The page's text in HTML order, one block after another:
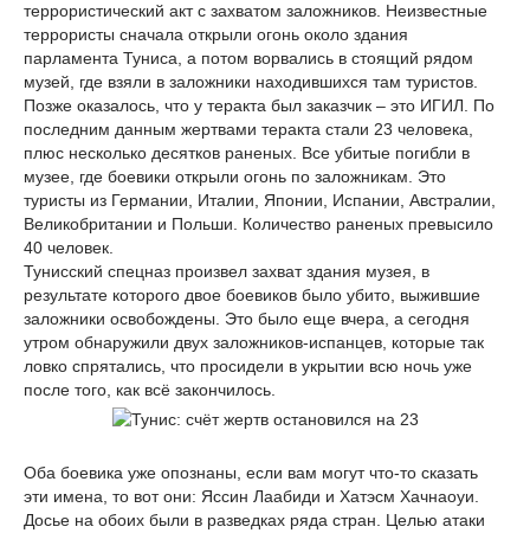
террористический акт с захватом заложников. Неизвестные
террористы сначала открыли огонь около здания
парламента Туниса, а потом ворвались в стоящий рядом
музей, где взяли в заложники находившихся там туристов.
Позже оказалось, что у теракта был заказчик – это ИГИЛ. По
последним данным жертвами теракта стали 23 человека,
плюс несколько десятков раненых. Все убитые погибли в
музее, где боевики открыли огонь по заложникам. Это
туристы из Германии, Италии, Японии, Испании, Австралии,
Великобритании и Польши. Количество раненых превысило
40 человек.
Тунисский спецназ произвел захват здания музея, в
результате которого двое боевиков было убито, выжившие
заложники освобождены. Это было еще вчера, а сегодня
утром обнаружили двух заложников-испанцев, которые так
ловко спрятались, что просидели в укрытии всю ночь уже
после того, как всё закончилось.
Оба боевика уже опознаны, если вам могут что-то сказать
эти имена, то вот они: Яссин Лаабиди и Хатэсм Хачнаоуи.
Досье на обоих были в разведках ряда стран. Целью атаки